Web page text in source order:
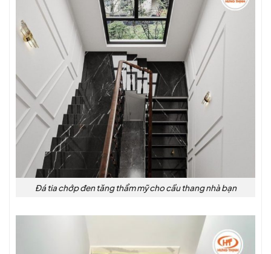
Đá tia chớp đen tăng thẩm mỹ cho cầu thang nhà bạn